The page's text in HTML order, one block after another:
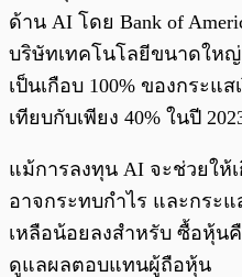
ด้าน AI โดย Bank of
บริษัทเทคโนโลยีขนาดให
เป็นเกือบ 100% ของกระแ
เทียบกับเพียง 40% ในปี
แม้การลงทุน AI จะช่วยให้
อาจกระทบกำไร และกระ
เหลือน้อยลงสำหรับ ซื้อหุ้นคื
ดูแลผลตอบแทนผู้ถือหุ้น